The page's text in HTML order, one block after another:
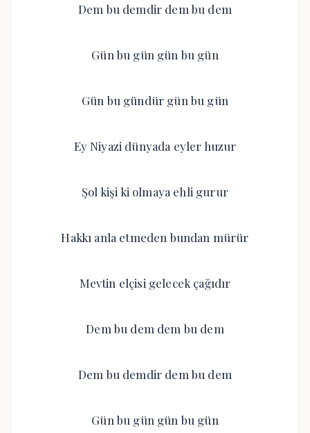
Dem bu demdir dem bu dem
Gün bu gün gün bu gün
Gün bu gündür gün bu gün
Ey Niyazi dünyada eyler huzur
Şol kişi ki olmaya ehli gurur
Hakkı anla etmeden bundan mürür
Mevtin elçisi gelecek çağıdır
Dem bu dem dem bu dem
Dem bu demdir dem bu dem
Gün bu gün gün bu gün